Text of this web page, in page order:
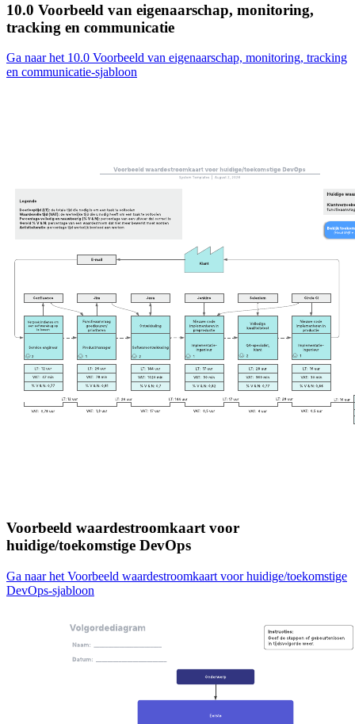
10.0 Voorbeeld van eigenaarschap, monitoring,
tracking en communicatie
Ga naar het 10.0 Voorbeeld van eigenaarschap, monitoring, tracking
en communicatie-sjabloon
Voorbeeld waardestroomkaart voor
huidige/toekomstige DevOps
Ga naar het Voorbeeld waardestroomkaart voor huidige/toekomstige
DevOps-sjabloon